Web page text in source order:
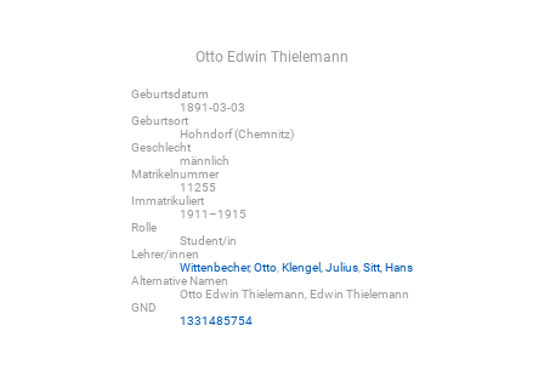
Otto Edwin Thielemann
Geburtsdatum
1891-03-03
Geburtsort
Hohndorf (Chemnitz)
Geschlecht
männlich
Matrikelnummer
11255
Immatrikuliert
1911–1915
Rolle
Student/in
Lehrer/innen
Wittenbecher, Otto Klengel, Julius Sitt, Hans
Alternative Namen
Otto Edwin Thielemann, Edwin Thielemann
GND
1331485754